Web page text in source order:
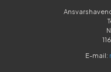
E-mail: